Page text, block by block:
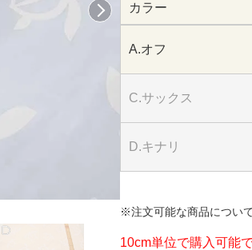
次へ
カラー
A.オフ
C.サックス
D.キナリ
※注文可能な商品につい
10cm単位で購入可能